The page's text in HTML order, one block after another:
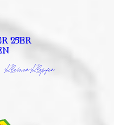
25ER
Kleiner Klopfer